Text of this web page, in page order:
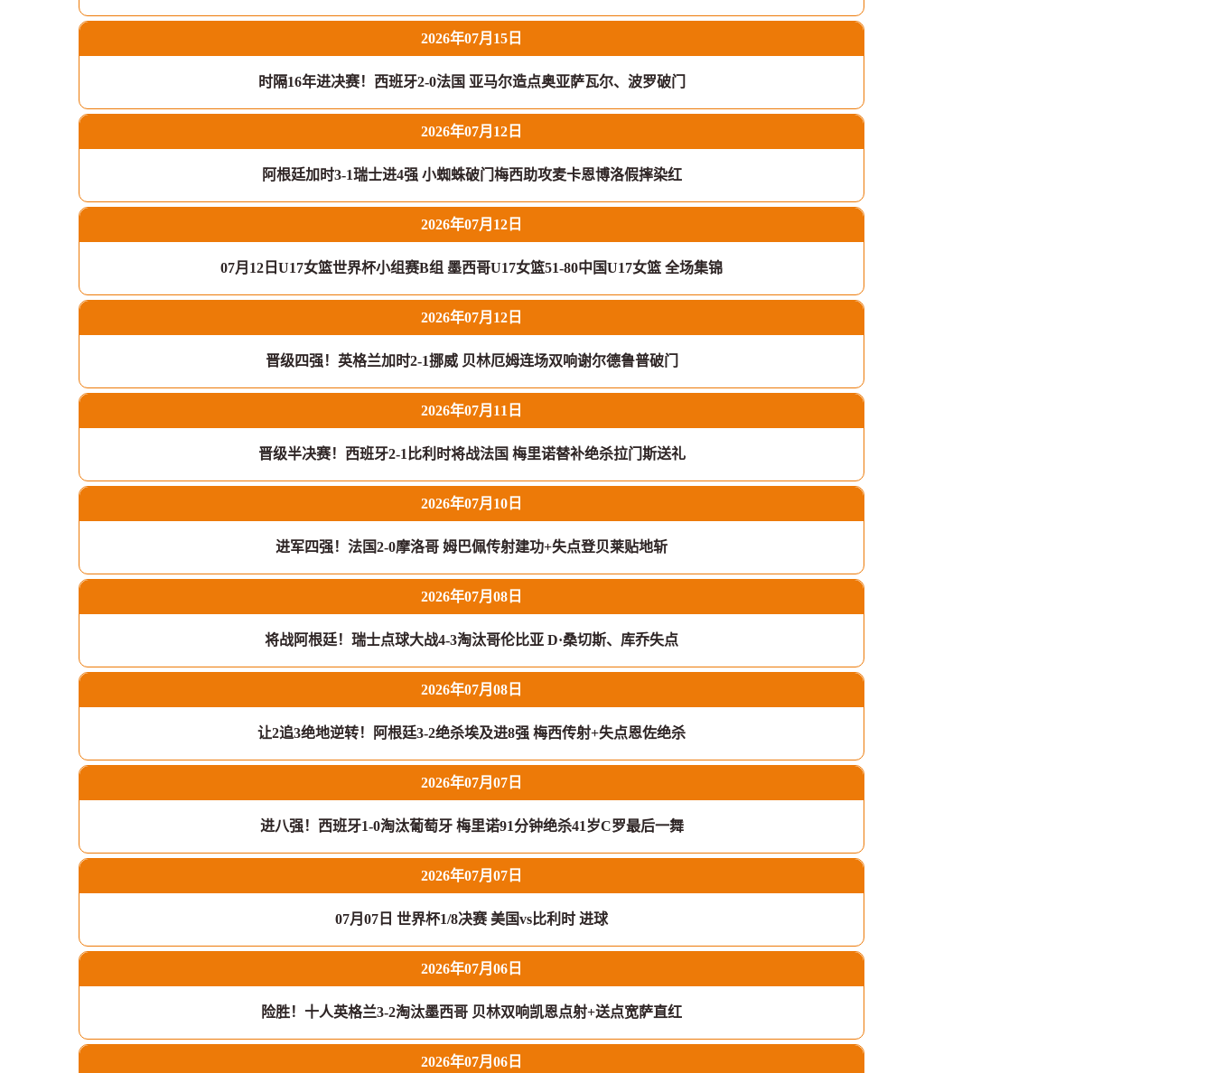
2026年07月15日
时隔16年进决赛！西班牙2-0法国 亚马尔造点奥亚萨瓦尔、波罗破门
2026年07月12日
阿根廷加时3-1瑞士进4强 小蜘蛛破门梅西助攻麦卡恩博洛假摔染红
2026年07月12日
07月12日U17女篮世界杯小组赛B组 墨西哥U17女篮51-80中国U17女篮 全场集锦
2026年07月12日
晋级四强！英格兰加时2-1挪威 贝林厄姆连场双响谢尔德鲁普破门
2026年07月11日
晋级半决赛！西班牙2-1比利时将战法国 梅里诺替补绝杀拉门斯送礼
2026年07月10日
进军四强！法国2-0摩洛哥 姆巴佩传射建功+失点登贝莱贴地斩
2026年07月08日
将战阿根廷！瑞士点球大战4-3淘汰哥伦比亚 D·桑切斯、库乔失点
2026年07月08日
让2追3绝地逆转！阿根廷3-2绝杀埃及进8强 梅西传射+失点恩佐绝杀
2026年07月07日
进八强！西班牙1-0淘汰葡萄牙 梅里诺91分钟绝杀41岁C罗最后一舞
2026年07月07日
07月07日 世界杯1/8决赛 美国vs比利时 进球
2026年07月06日
险胜！十人英格兰3-2淘汰墨西哥 贝林双响凯恩点射+送点宽萨直红
2026年07月06日